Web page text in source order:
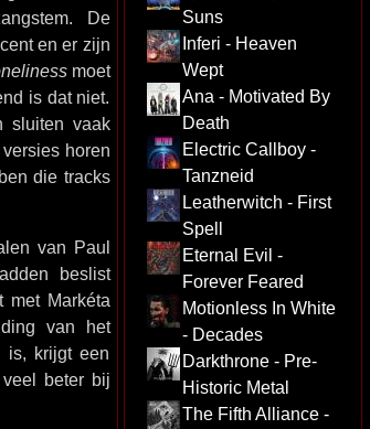
De
en er zijn
moet
is dat niet.
sluiten vaak
horen
die tracks
van Paul
beslist
met Markéta
van het
is, krijgt een
beter bij
Suns
Inferi - Heaven
Wept
Ana - Motivated By
Death
Electric Callboy -
Tanzneid
Leatherwitch - First
Spell
Eternal Evil -
Forever Feared
Motionless In White
- Decades
Darkthrone - Pre-
Historic Metal
The Fifth Alliance -